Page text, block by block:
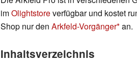
imOlightstoreverfügbar und kostet
Shop nur den Arkfeld-Vorgänger an.
Inhaltsverzeichnis